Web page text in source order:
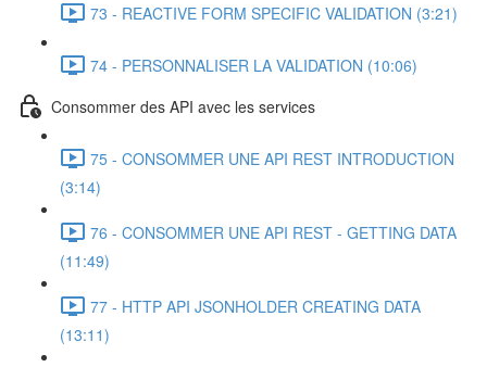
73 - REACTIVE FORM SPECIFIC VALIDATION (3:21)
74 - PERSONNALISER LA VALIDATION (10:06)
Consommer des API avec les services
75 - CONSOMMER UNE API REST INTRODUCTION
(3:14)
76 - CONSOMMER UNE API REST - GETTING DATA
(11:49)
77 - HTTP API JSONHOLDER CREATING DATA
(13:11)